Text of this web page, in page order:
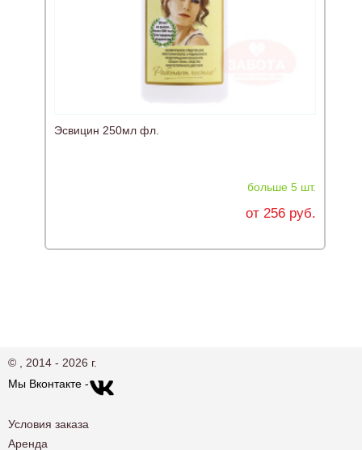
Эсвицин 250мл фл.
больше 5 шт.
от 256 руб.
© , 2014 - 2026 г.
Мы Вконтакте -
Условия заказа
Аренда